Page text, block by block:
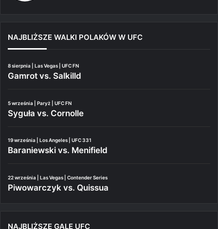
NAJBLIŻSZE WALKI POLAKÓW W UFC
8 sierpnia | Las Vegas | UFC FN
Gamrot vs. Salkilld
5 września | Paryż | UFC FN
Syguła vs. Cornolle
19 września | Los Angeles | UFC 331
Baraniewski vs. Menifield
22 września | Las Vegas | Contender Series
Piwowarczyk vs. Quissua
NAJBLIŻSZE GALE UFC